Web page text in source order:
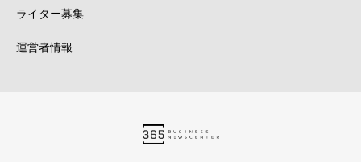
ライター募集
運営者情報